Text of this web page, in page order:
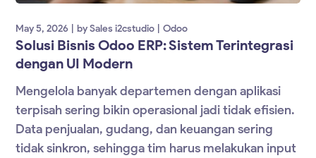
May 5, 2026 bySales i2cstudio Odoo
Solusi Bisnis Odoo ERP: Sistem Terintegrasi
dengan UI Modern
Mengelola banyak departemen dengan aplikasi
terpisah sering bikin operasional jadi tidak efisien.
Data penjualan, gudang, dan keuangan sering
tidak sinkron, sehingga tim harus melakukan input